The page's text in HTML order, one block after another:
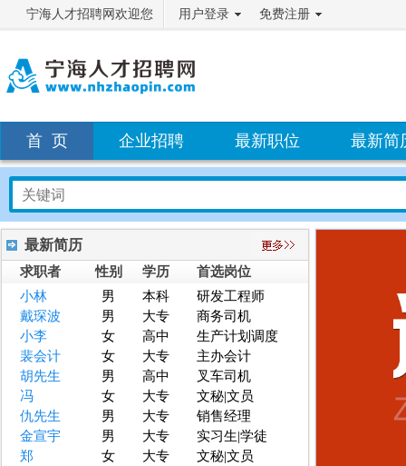
宁海人才招聘网欢迎您 用户登录 免费注册
首 页 企业招聘 最新职位 最新简
最新简历
求职者 性别 学历
首选岗位
小林
男 本科
研发工程师
戴琛波
男 大专
商务司机
小李
女 高中
生产计划调度
裴会计
女 大专
主办会计
胡先生
男 高中
叉车司机
冯
女 大专
文秘|文员
仇先生
男 大专
销售经理
金宣宇
男 大专
实习生|学徒
郑
女 大专
文秘|文员